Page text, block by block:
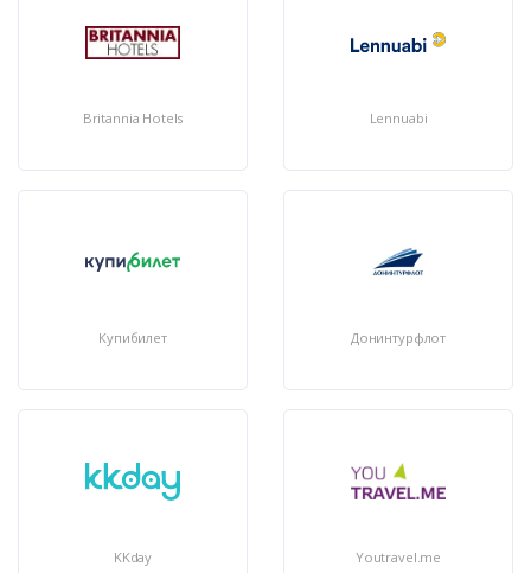
Britannia Hotels Lennuabi
Купибилет Донинтурфлот
KKday Youtravel.me